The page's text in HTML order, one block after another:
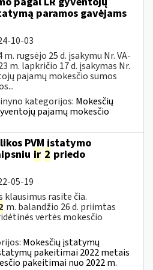
paramos gavėjams
10-03
rugsėjo 25 d. įsakymu Nr. VA-
m. lapkričio 17 d. įsakymas Nr.
pajamų mokesčio sumos
kategorijos: Mokesčių
pajamų mokesčio
PVM įstatymo
ir 2 priedo
05-19
klausimus rasite čia.
m. balandžio 26 d. priimtas
vertės mokesčio
Mokesčių įstatymų
pakeitimai 2022 metais
pakeitimai nuo 2022 m.